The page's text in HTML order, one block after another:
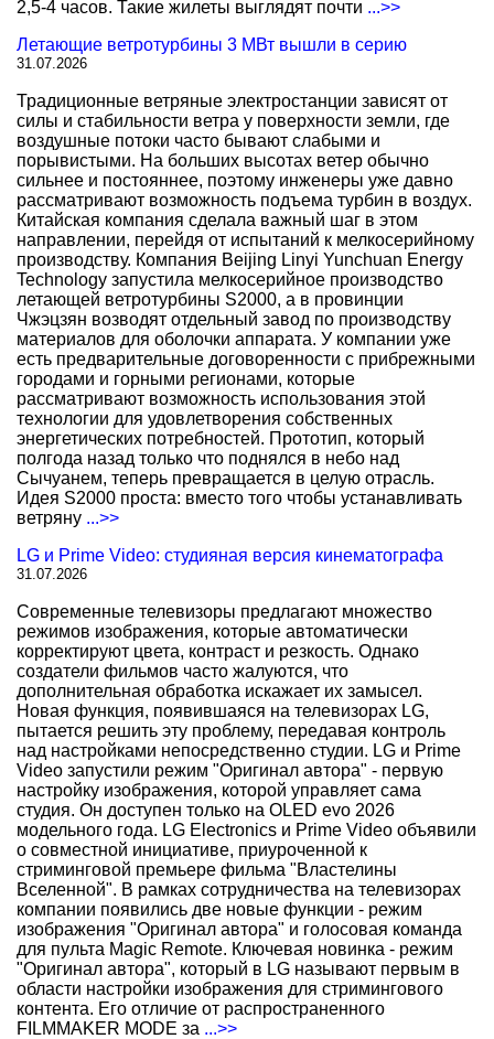
2,5-4 часов. Такие жилеты выглядят почти ...>>
Летающие ветротурбины 3 МВт вышли в серию
31.07.2026
Традиционные ветряные электростанции зависят от
силы и стабильности ветра у поверхности земли, где
воздушные потоки часто бывают слабыми и
порывистыми. На больших высотах ветер обычно
сильнее и постояннее, поэтому инженеры уже давно
рассматривают возможность подъема турбин в воздух.
Китайская компания сделала важный шаг в этом
направлении, перейдя от испытаний к мелкосерийному
производству. Компания Beijing Linyi Yunchuan Energy
Technology запустила мелкосерийное производство
летающей ветротурбины S2000, а в провинции
Чжэцзян возводят отдельный завод по производству
материалов для оболочки аппарата. У компании уже
есть предварительные договоренности с прибрежными
городами и горными регионами, которые
рассматривают возможность использования этой
технологии для удовлетворения собственных
энергетических потребностей. Прототип, который
полгода назад только что поднялся в небо над
Сычуанем, теперь превращается в целую отрасль.
Идея S2000 проста: вместо того чтобы устанавливать
ветряну ...>>
LG и Prime Video: студияная версия кинематографа
31.07.2026
Современные телевизоры предлагают множество
режимов изображения, которые автоматически
корректируют цвета, контраст и резкость. Однако
создатели фильмов часто жалуются, что
дополнительная обработка искажает их замысел.
Новая функция, появившаяся на телевизорах LG,
пытается решить эту проблему, передавая контроль
над настройками непосредственно студии. LG и Prime
Video запустили режим "Оригинал автора" - первую
настройку изображения, которой управляет сама
студия. Он доступен только на OLED evo 2026
модельного года. LG Electronics и Prime Video объявили
о совместной инициативе, приуроченной к
стриминговой премьере фильма "Властелины
Вселенной". В рамках сотрудничества на телевизорах
компании появились две новые функции - режим
изображения "Оригинал автора" и голосовая команда
для пульта Magic Remote. Ключевая новинка - режим
"Оригинал автора", который в LG называют первым в
области настройки изображения для стримингового
контента. Его отличие от распространенного
FILMMAKER MODE за ...>>